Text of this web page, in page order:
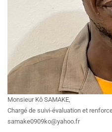
Monsieur Kô SAMAKE,
Chargé de suivi-évaluation et
samake0909ko@yahoo.fr